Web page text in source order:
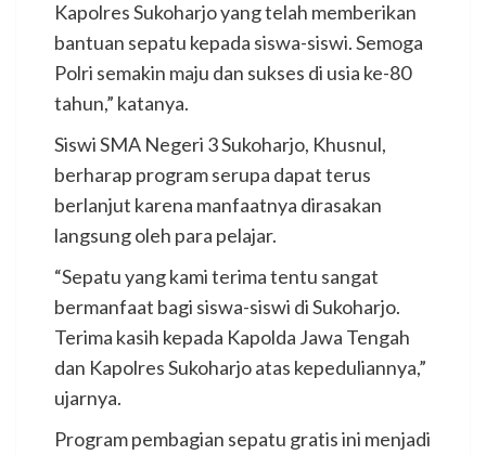
Kapolres Sukoharjo yang telah memberikan
bantuan sepatu kepada siswa-siswi. Semoga
Polri semakin maju dan sukses di usia ke-80
tahun,” katanya.
Siswi SMA Negeri 3 Sukoharjo, Khusnul,
berharap program serupa dapat terus
berlanjut karena manfaatnya dirasakan
langsung oleh para pelajar.
“Sepatu yang kami terima tentu sangat
bermanfaat bagi siswa-siswi di Sukoharjo.
Terima kasih kepada Kapolda Jawa Tengah
dan Kapolres Sukoharjo atas kepeduliannya,”
ujarnya.
Program pembagian sepatu gratis ini menjadi